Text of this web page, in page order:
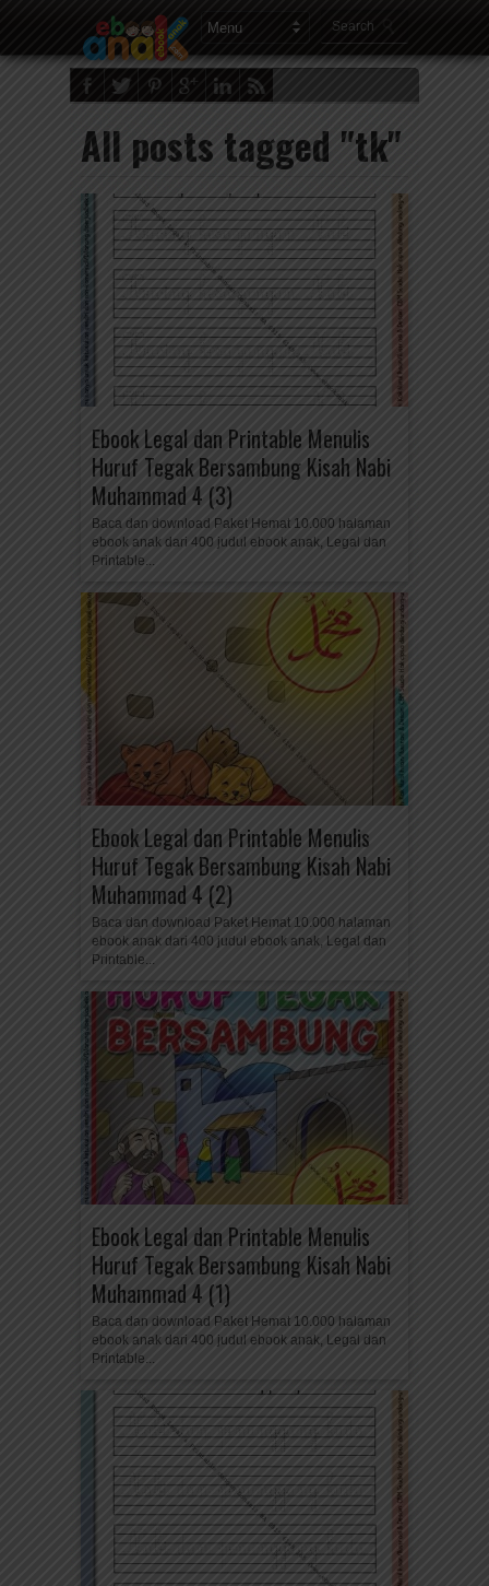
All posts tagged "tk"
Ebook Legal dan Printable Menulis
Huruf Tegak Bersambung Kisah Nabi
Muhammad 4 (3)
Baca dan download Paket Hemat 10.000 halaman
ebook anak dari 400 judul ebook anak, Legal dan
Printable...
Ebook Legal dan Printable Menulis
Huruf Tegak Bersambung Kisah Nabi
Muhammad 4 (2)
Baca dan download Paket Hemat 10.000 halaman
ebook anak dari 400 judul ebook anak, Legal dan
Printable...
Ebook Legal dan Printable Menulis
Huruf Tegak Bersambung Kisah Nabi
Muhammad 4 (1)
Baca dan download Paket Hemat 10.000 halaman
ebook anak dari 400 judul ebook anak, Legal dan
Printable...